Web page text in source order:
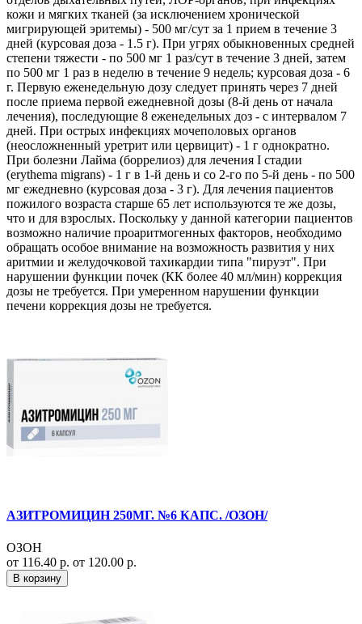
кожи и мягких тканей (за исключением хронической
мигрирующей эритемы) - 500 мг/сут за 1 прием в течение 3
дней (курсовая доза - 1.5 г). При угрях обыкновенных средней
степени тяжести - по 500 мг 1 раз/сут в течение 3 дней, затем
по 500 мг 1 раз в неделю в течение 9 недель; курсовая доза - 6
г. Первую еженедельную дозу следует принять через 7 дней
после приема первой ежедневной дозы (8-й день от начала
лечения), последующие 8 еженедельных доз - с интервалом 7
дней. При острых инфекциях мочеполовых органов
(неосложненный уретрит или цервицит) - 1 г однократно.
При болезни Лайма (боррелиоз) для лечения I стадии
(erythema migrans) - 1 г в 1-й день и со 2-го по 5-й день - по 500
мг ежедневно (курсовая доза - 3 г). Для лечения пациентов
пожилого возраста старше 65 лет используются те же дозы,
что и для взрослых. Поскольку у данной категории пациентов
возможно наличие проаритмогенных факторов, необходимо
обращать особое внимание на возможность развития у них
аритмии и желудочковой тахикардии типа "пируэт". При
нарушении функции почек (КК более 40 мл/мин) коррекция
дозы не требуется. При умеренном нарушении функции
печени коррекция дозы не требуется.
АЗИТРОМИЦИН 250МГ. №6 КАПС. /ОЗОН/
ОЗОН
от 116.40 р. от 120.00 р.
В корзину